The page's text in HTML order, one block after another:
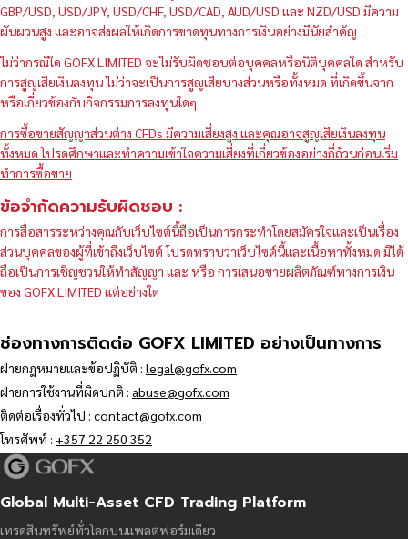
GBP/USD, USD/JPY, USD/CHF, USD/CAD, AUD/USD และ NZD/USD มีความ
ผันผวนสูง และอาจส่งผลให้เกิดการขาดทุนทางการเงินอย่างมีนัยสำคัญ
ไม่ว่ากรณีใด GOFX LIMITED จะไม่รับผิดชอบต่อบุคคลหรือนิติบุคคลใด สำหรับ
การสูญเสียเงินลงทุน ไม่ว่าจะเป็นการสูญเสียบางส่วนหรือทั้งหมด ที่เกิดขึ้นจาก
หรือเกี่ยวข้องกับกิจกรรมการลงทุนใดๆ
การซื้อขายสัญญาส่วนต่าง CFDs มีความเสี่ยงสูง และคุณอาจสูญเสียเงินลงทุน
ทั้งหมด โปรดศึกษาและทำความเข้าใจความเสี่ยงที่เกี่ยวข้องอย่างถี่ถ้วนก่อนเริ่ม
ทำการซื้อขาย
ข้อจำกัดความรับผิดชอบ :
การสื่อสารระหว่างคุณกับเว็บไซต์นี้ถือเป็นการกระทำโดยสมัครใจและเป็นเรื่อง
ส่วนบุคคลของผู้ที่เข้าถึงเว็บไซต์ โปรดทราบว่าเว็บไซต์นี้และเนื้อหาทั้งหมด มิได้
ถือเป็นการเชิญชวนให้ทำสัญญา และ หรือ การเสนอขายผลิตภัณฑ์ทางการเงิน
ของ GOFX LIMITED แต่อย่างใด
ช่องทางการติดต่อ GOFX LIMITED อย่างเป็นทางการ
ฝ่ายกฎหมายและข้อปฏิบัติ : legal@gofx.com
ฝ่ายการใช้งานที่ผิดปกติ : abuse@gofx.com
ติดต่อเรื่องทั่วไป : contact@gofx.com
โทรศัพท์ : +357 22 250 352
Global Multi-Asset CFD Trading Platform
เทรดสินทรัพย์ทั่วโลกบนแพลตฟอร์มเดียว